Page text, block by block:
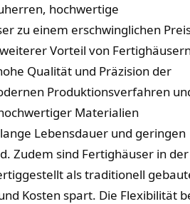
hochwertige
zu einem erschwinglichen
Vorteil von
​Qualität und Präzision der
Produktionsverfahren
Materialien
Lebensdauer ​und geringen
Zudem ⁢sind Fertighäuser in⁢ der⁢
als traditionell
Kosten spart. Die Flexibilität